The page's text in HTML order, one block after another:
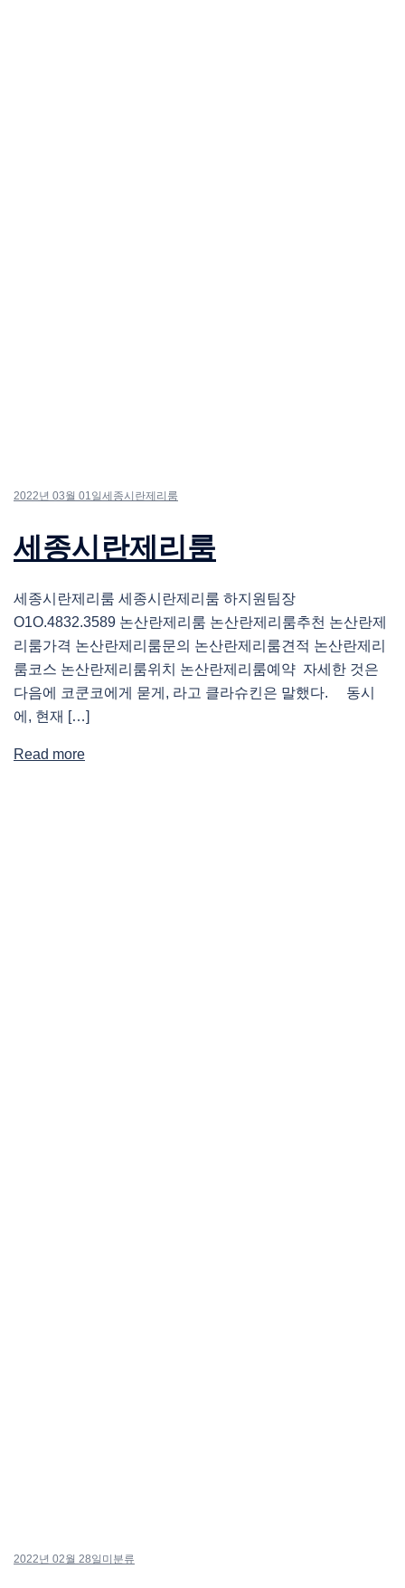
2022년 03월 01일 세종시란제리룸
세종시란제리룸
세종시란제리룸 세종시란제리룸 하지원팀장
O1O.4832.3589 논산란제리룸 논산란제리룸추천 논산란제
리룸가격 논산란제리룸문의 논산란제리룸견적 논산란제리
룸코스 논산란제리룸위치 논산란제리룸예약 자세한 것은
다음에 코쿤코에게 묻게, 라고 클라슈킨은 말했다. 동시
에, 현재 […]
Read more
2022년 02월 28일 미분류